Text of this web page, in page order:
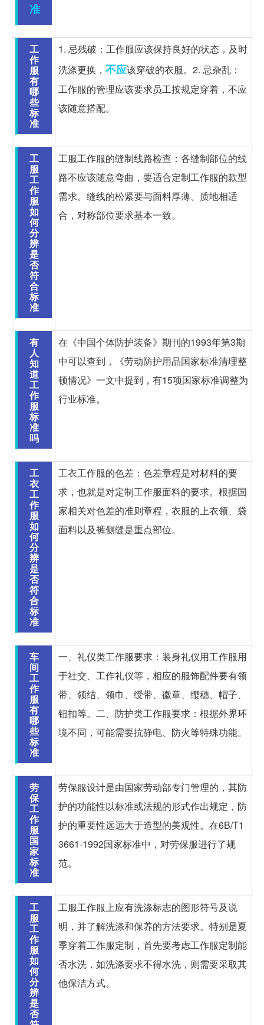
准
工
作
服
有
哪
些
标
准
1. 忌残破：工作服应该保持良好的状态，及时
洗涤更换， 不应该穿破的衣服。2. 忌杂乱：
工作服的管理应该要求员工按规定穿着，不应
该随意搭配。
工
服
工
作
服
如
何
分
辨
是
否
符
合
标
准
工服工作服的缝制线路检查：各缝制部位的线
路不应该随意弯曲，要适合定制工作服的款型
需求。缝线的松紧要与面料厚薄、质地相适
合，对称部位要求基本一致。
有
人
知
道
工
作
服
标
准
吗
在《中国个体防护装备》期刊的1993年第3期
中可以查到，《劳动防护用品国家标准清理整
顿情况》一文中提到，有15项国家标准调整为
行业标准。
工
衣
工
作
服
如
何
分
辨
是
否
符
合
标
准
工衣工作服的色差：色差章程是对材料的要
求，也就是对定制工作服面料的要求。根据国
家相关对色差的准则章程，衣服的上衣领、袋
面料以及裤侧缝是重点部位。
车
间
工
作
服
有
哪
些
标
准
一、礼仪类工作服要求：装身礼仪用工作服用
于社交、工作礼仪等，相应的服饰配件要有领
带、领结、领巾、绶带、徽章、缨穗、帽子、
钮扣等。二、防护类工作服要求：根据外界环
境不同，可能需要抗静电、防火等特殊功能。
劳
保
工
作
服
国
家
标
准
劳保服设计是由国家劳动部专门管理的，其防
护的功能性以标准或法规的形式作出规定，防
护的重要性远远大于造型的美观性。在6B/T1
3661-1992国家标准中，对劳保服进行了规
范。
工
服
工
作
服
如
何
分
辨
是
否
工服工作服上应有洗涤标志的图形符号及说
明，并了解洗涤和保养的方法要求。特别是夏
季穿着工作服定制，首先要考虑工作服定制能
否水洗，如洗涤要求不得水洗，则需要采取其
他保洁方式。